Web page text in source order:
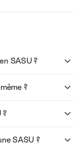
SASU ?
?
?
SASU ?